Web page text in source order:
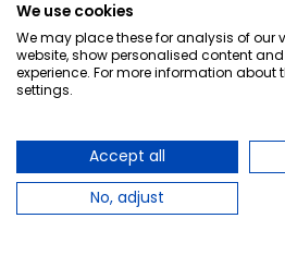
We use cookies
We may place these for analysis of our
website, show personalised content
experience. For more information about
settings.
Accept all
No, adjust